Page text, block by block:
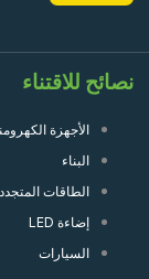
نصائح للاقتناء
الأجهزة
البناء
الطاقات
إضاءة LED
السيارات